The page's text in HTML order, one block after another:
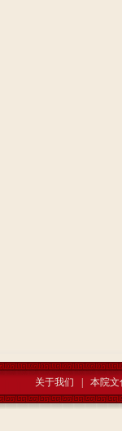
关于我们 本院文